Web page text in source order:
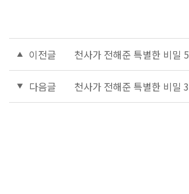
이전글 천사가 전해준 특별한 비밀 5
다음글 천사가 전해준 특별한 비밀 3